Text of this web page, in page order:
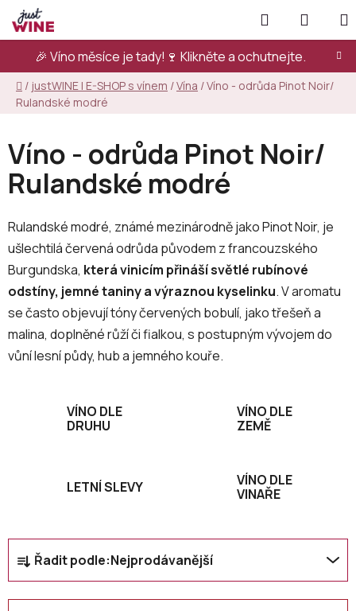
Přejít
na
obsah
🎉 Víno měsíce je tady!🍷 Klikněte a ochutnejte.
Hledat
KOŠÍK
Domů
/ justWINE | E-SHOP s vínem /Vína /Víno - odrůda Pinot Noir/
Rulandské modré
Víno - odrůda Pinot Noir/
Rulandské modré
Rulandské modré, známé mezinárodně jako Pinot Noir, je
ušlechtilá červená odrůda původem z francouzského
Burgundska, která vinicím přináší světlé rubínové
odstíny, jemné taniny a výraznou kyselinku. V aromatu
se často objevují tóny červených bobulí, jako třešeň a
malina, doplněné růží či fialkou, s postupným vývojem do
vůní lesní půdy, hub a jemného kouře.
VÍNO DLE
DRUHU
VÍNO DLE
ZEMĚ
LETNÍ SLEVY
VÍNO DLE
VINAŘE
Ř
a
z
Řadit podle:Nejprodávanější